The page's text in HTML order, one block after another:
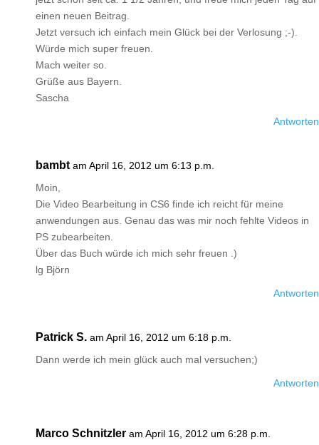
einen neuen Beitrag.
Jetzt versuch ich einfach mein Glück bei der Verlosung ;-).
Würde mich super freuen.
Mach weiter so.
Grüße aus Bayern.
Sascha
Antworten
bambt am April 16, 2012 um 6:13 p.m.
Moin,
Die Video Bearbeitung in CS6 finde ich reicht für meine
anwendungen aus. Genau das was mir noch fehlte Videos in
PS zubearbeiten.
Über das Buch würde ich mich sehr freuen .)
lg Björn
Antworten
Patrick S. am April 16, 2012 um 6:18 p.m.
Dann werde ich mein glück auch mal versuchen;)
Antworten
Marco Schnitzler am April 16, 2012 um 6:28 p.m.